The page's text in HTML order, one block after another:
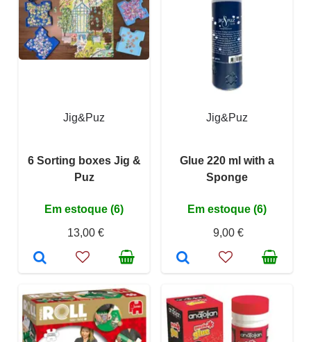
Jig&Puz
6 Sorting boxes Jig &
Puz
Em estoque (6)
13,00 €
Jig&Puz
Glue 220 ml with a
Sponge
Em estoque (6)
9,00 €